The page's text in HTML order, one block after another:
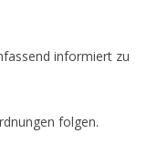
informiert zu
folgen.